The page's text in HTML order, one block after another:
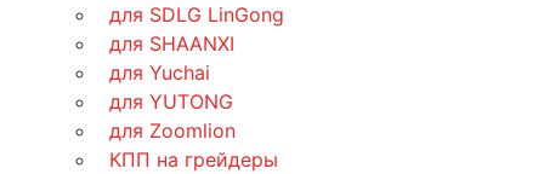
для SDLG LinGong
для SHAANXI
для Yuchai
для YUTONG
для Zoomlion
КПП на грейдеры